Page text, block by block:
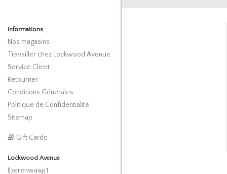
Informations
Nos magasins
Travailler chez Lockwood Avenue
Service Client
Retourner
Conditions Générales
Politique de Confidentialité
Sitemap
🎁 Gift Cards
Lockwood Avenue
IJzerenwaag 1